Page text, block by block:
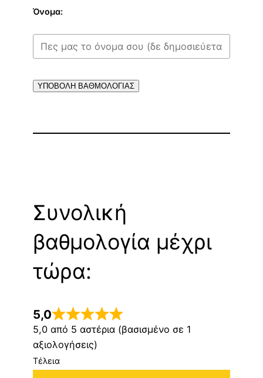
Όνομα:
ΥΠΟΒΟΛΗ ΒΑΘΜΟΛΟΓΙΑΣ
Συνολική
βαθμολογία μέχρι
τώρα:
5,0
5,0 από 5 αστέρια (βασισμένο σε 1
αξιολογήσεις)
Τέλεια